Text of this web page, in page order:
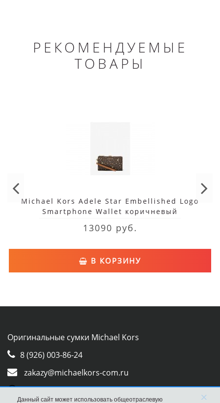
РЕКОМЕНДУЕМЫЕ
ТОВАРЫ
Michael Kors Adele Star Embellished Logo
Smartphone Wallet коричневый
13090 руб.
В КОРЗИНУ
Оригинальные сумки Michael Kors
8 (926) 003-86-24
zakazy@michaelkors-com.ru
Whatsapp
Данный сайт может использовать общеотраслевую ×